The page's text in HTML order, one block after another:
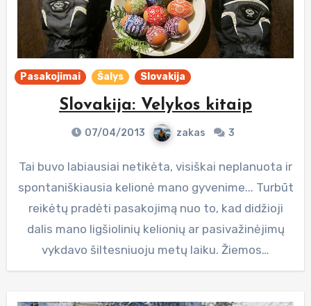
Pasakojimai Šalys Slovakija
Slovakija: Velykos kitaip
07/04/2013 zakas 3
Tai buvo labiausiai netikėta, visiškai neplanuota ir
spontaniškiausia kelionė mano gyvenime... Turbūt
reikėtų pradėti pasakojimą nuo to, kad didžioji
dalis mano ligšiolinių kelionių ar pasivažinėjimų
vykdavo šiltesniuoju metų laiku. Žiemos…